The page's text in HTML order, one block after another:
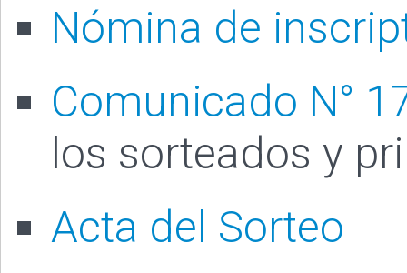
Nómina de
Comunicado N°
los sorteados y
Acta del Sorteo